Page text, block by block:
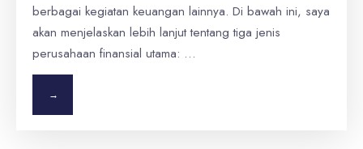
berbagai kegiatan keuangan lainnya. Di bawah ini, saya
akan menjelaskan lebih lanjut tentang tiga jenis
perusahaan finansial utama: …
→